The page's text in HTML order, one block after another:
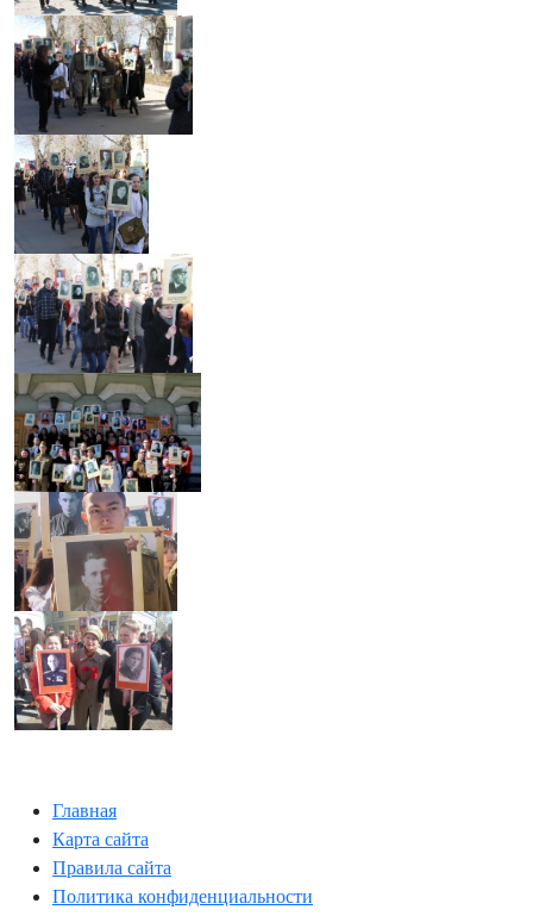
Главная
Карта сайта
Правила сайта
Политика конфиденциальности